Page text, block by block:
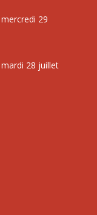
mercredi 29
mardi 28 juillet